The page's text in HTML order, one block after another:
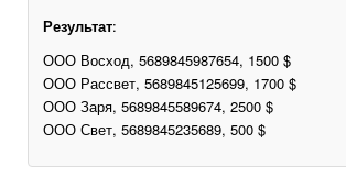
Результат:
ООО Восход, 5689845987654, 1500 $
ООО Рассвет, 5689845125699, 1700 $
ООО Заря, 5689845589674, 2500 $
ООО Свет, 5689845235689, 500 $